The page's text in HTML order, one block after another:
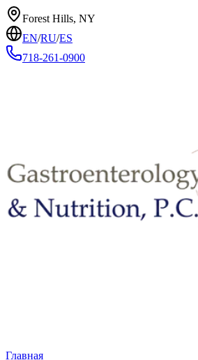
Forest Hills, NY
EN/RU/ES
718-261-0900
Главная